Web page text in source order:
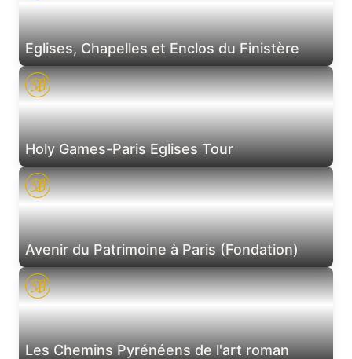
Eglises, Chapelles et Enclos du Finistère
Holy Games-Paris Eglises Tour
Avenir du Patrimoine à Paris (Fondation)
Les Chemins Pyrénéens de l'art roman